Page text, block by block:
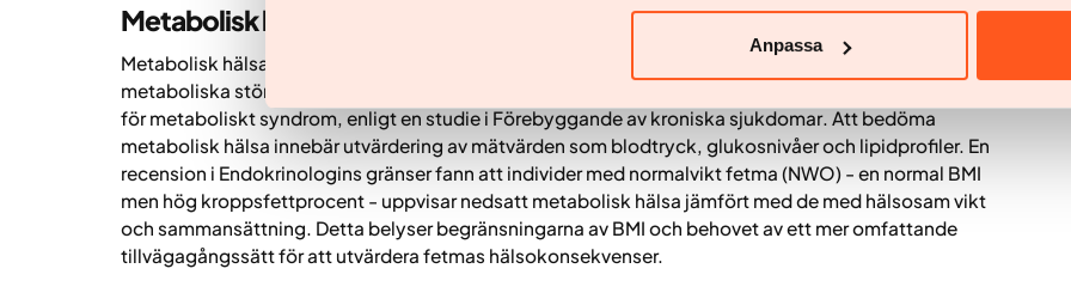
Anpassa
Metabolisk hälsa och fetma
Metabolisk hälsa är grundläggande för det övergripande välbefinnandet, och fetma ökar risken för
metaboliska störningar avsevärt. Även individer med mild fetma (BMI 25-30) står inför ökade risker
för metaboliskt syndrom, enligt en studie i Förebyggande av kroniska sjukdomar. Att bedöma
metabolisk hälsa innebär utvärdering av mätvärden som blodtryck, glukosnivåer och lipidprofiler. En
recension i Endokrinologins gränserfann att individer med normalvikt fetma (NWO) - en normal BMI
men hög kroppsfettprocent - uppvisar nedsatt metabolisk hälsa jämfört med de med hälsosam vikt
och sammansättning. Detta belyser begränsningarna av BMI och behovet av ett mer omfattande
tillvägagångssätt för att utvärdera fetmas hälsokonsekvenser.